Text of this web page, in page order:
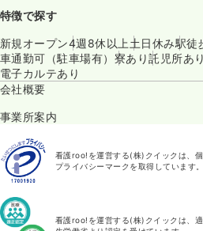
特徴で探す
新規オープン4週8休以上 土日休み駅徒
車通勤可（駐車場有） 寮あり託児所あり
電子カルテあり
会社概要
事業所案内
看護roo!を運営する(株)クイックは、
プライバシーマークを取得しています。
看護roo!を運営する(株)クイックは、